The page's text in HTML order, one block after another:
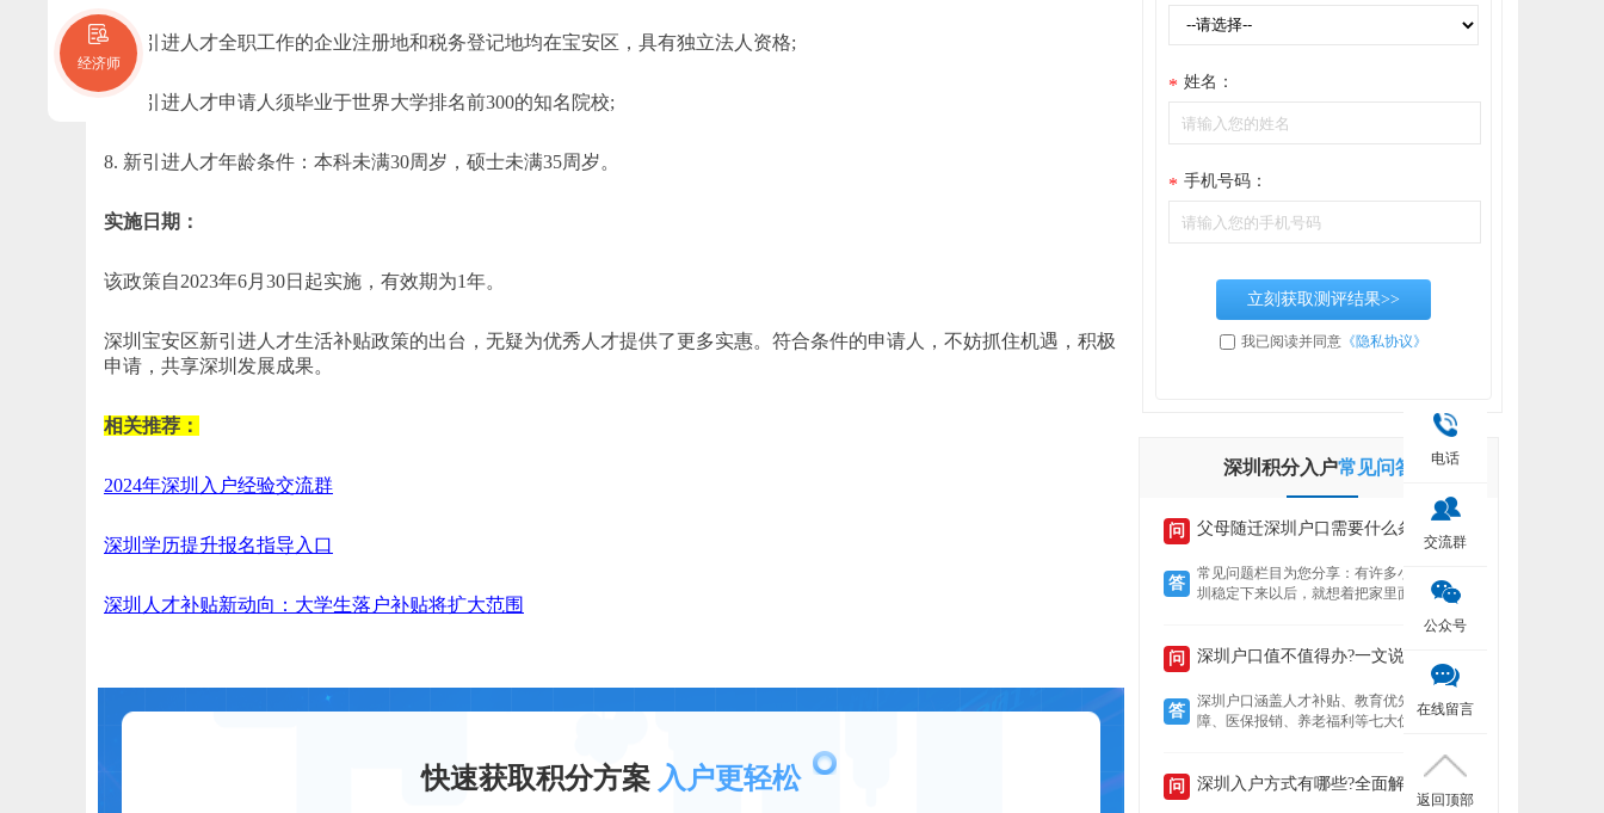
6. 新引进人才全职工作的企业注册地和税务登记地均在宝安区，具有独立法人资格;
7. 新引进人才申请人须毕业于世界大学排名前300的知名院校;
8. 新引进人才年龄条件：本科未满30周岁，硕士未满35周岁。
实施日期：
该政策自2023年6月30日起实施，有效期为1年。
深圳宝安区新引进人才生活补贴政策的出台，无疑为优秀人才提供了更多实惠。符合条件的申请人，不妨抓住机遇，积极
申请，共享深圳发展成果。
相关推荐：
2024年深圳入户经验交流群
深圳学历提升报名指导入口
深圳人才补贴新动向：大学生落户补贴将扩大范围
快速获取积分方案 入户更轻松
* 姓名：
* 手机号码：
立刻获取测评结果>>
我已阅读并同意 《隐私协议》
深圳积分入户常见问答
问 父母随迁深圳户口需要什么条件？
答
常见问题栏目为您分享：有许多小伙伴在深
圳稳定下来以后，就想着把家里面的老人接
也迁过来，下文就为您介绍老人迁户口过来
以后有什么好处？然后再来了解，父母随迁
问
答
深圳户口涵盖人才补贴、教育优先、住房保
障、医保报销、养老福利等七大优势。深户
考加分，住房成本低至市场30%，医保报销
比例高达95%，退休养老金更高，且支持全
家随迁。本文详解各项福利，助你判断落户
问 深圳入户方式有哪些?全面解析!
经济师
电话
交流群
公众号
在线留言
返回顶部